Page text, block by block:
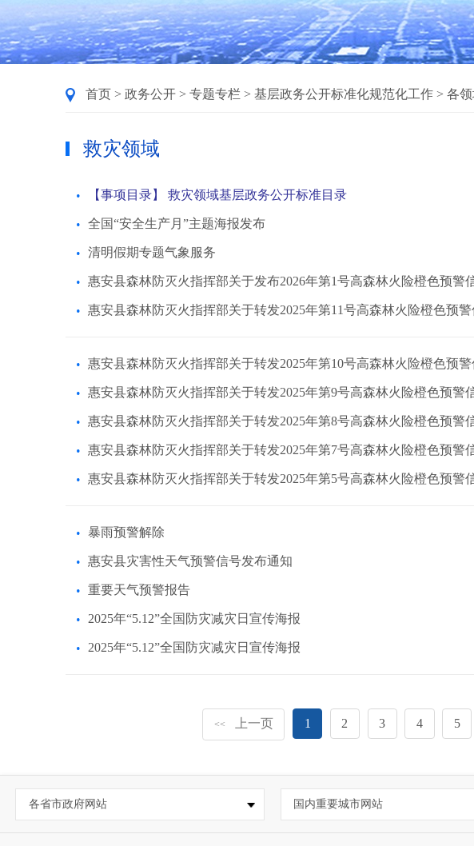
首页 > 政务公开 > 专题专栏 > 基层政务公开标准化规范化工作 > 各领
救灾领域
【事项目录】 救灾领域基层政务公开标准目录
全国“安全生产月”主题海报发布
清明假期专题气象服务
惠安县森林防灭火指挥部关于发布2026年第1号高森林火险橙色预警
惠安县森林防灭火指挥部关于转发2025年第11号高森林火险橙色预
惠安县森林防灭火指挥部关于转发2025年第10号高森林火险橙色预
惠安县森林防灭火指挥部关于转发2025年第9号高森林火险橙色预警
惠安县森林防灭火指挥部关于转发2025年第8号高森林火险橙色预警
惠安县森林防灭火指挥部关于转发2025年第7号高森林火险橙色预警
惠安县森林防灭火指挥部关于转发2025年第5号高森林火险橙色预警
暴雨预警解除
惠安县灾害性天气预警信号发布通知
重要天气预警报告
2025年“5.12”全国防灾减灾日宣传海报
2025年“5.12”全国防灾减灾日宣传海报
<< 上一页 1 2 3 4 5
各省市政府网站 国内重要城市网站